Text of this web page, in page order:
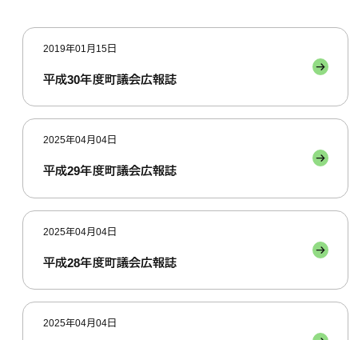
2019年01月15日
平成30年度町議会広報誌
2025年04月04日
平成29年度町議会広報誌
2025年04月04日
平成28年度町議会広報誌
2025年04月04日